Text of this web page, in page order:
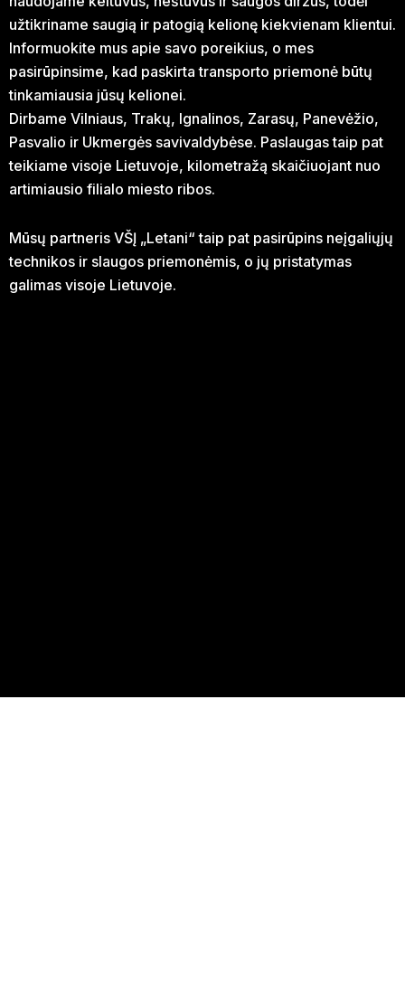
užtikriname saugią ir patogią kelionę kiekvienam klientui.
Informuokite mus apie savo poreikius, o mes
pasirūpinsime, kad paskirta transporto priemonė būtų
tinkamiausia jūsų kelionei.
Dirbame Vilniaus, Trakų, Ignalinos, Zarasų, Panevėžio,
Pasvalio ir Ukmergės savivaldybėse. Paslaugas taip pat
teikiame visoje Lietuvoje, kilometražą skaičiuojant nuo
artimiausio filialo miesto ribos.
Mūsų partneris VŠĮ „Letani“ taip pat pasirūpins neįgaliųjų
technikos ir slaugos priemonėmis, o jų pristatymas
galimas visoje Lietuvoje.